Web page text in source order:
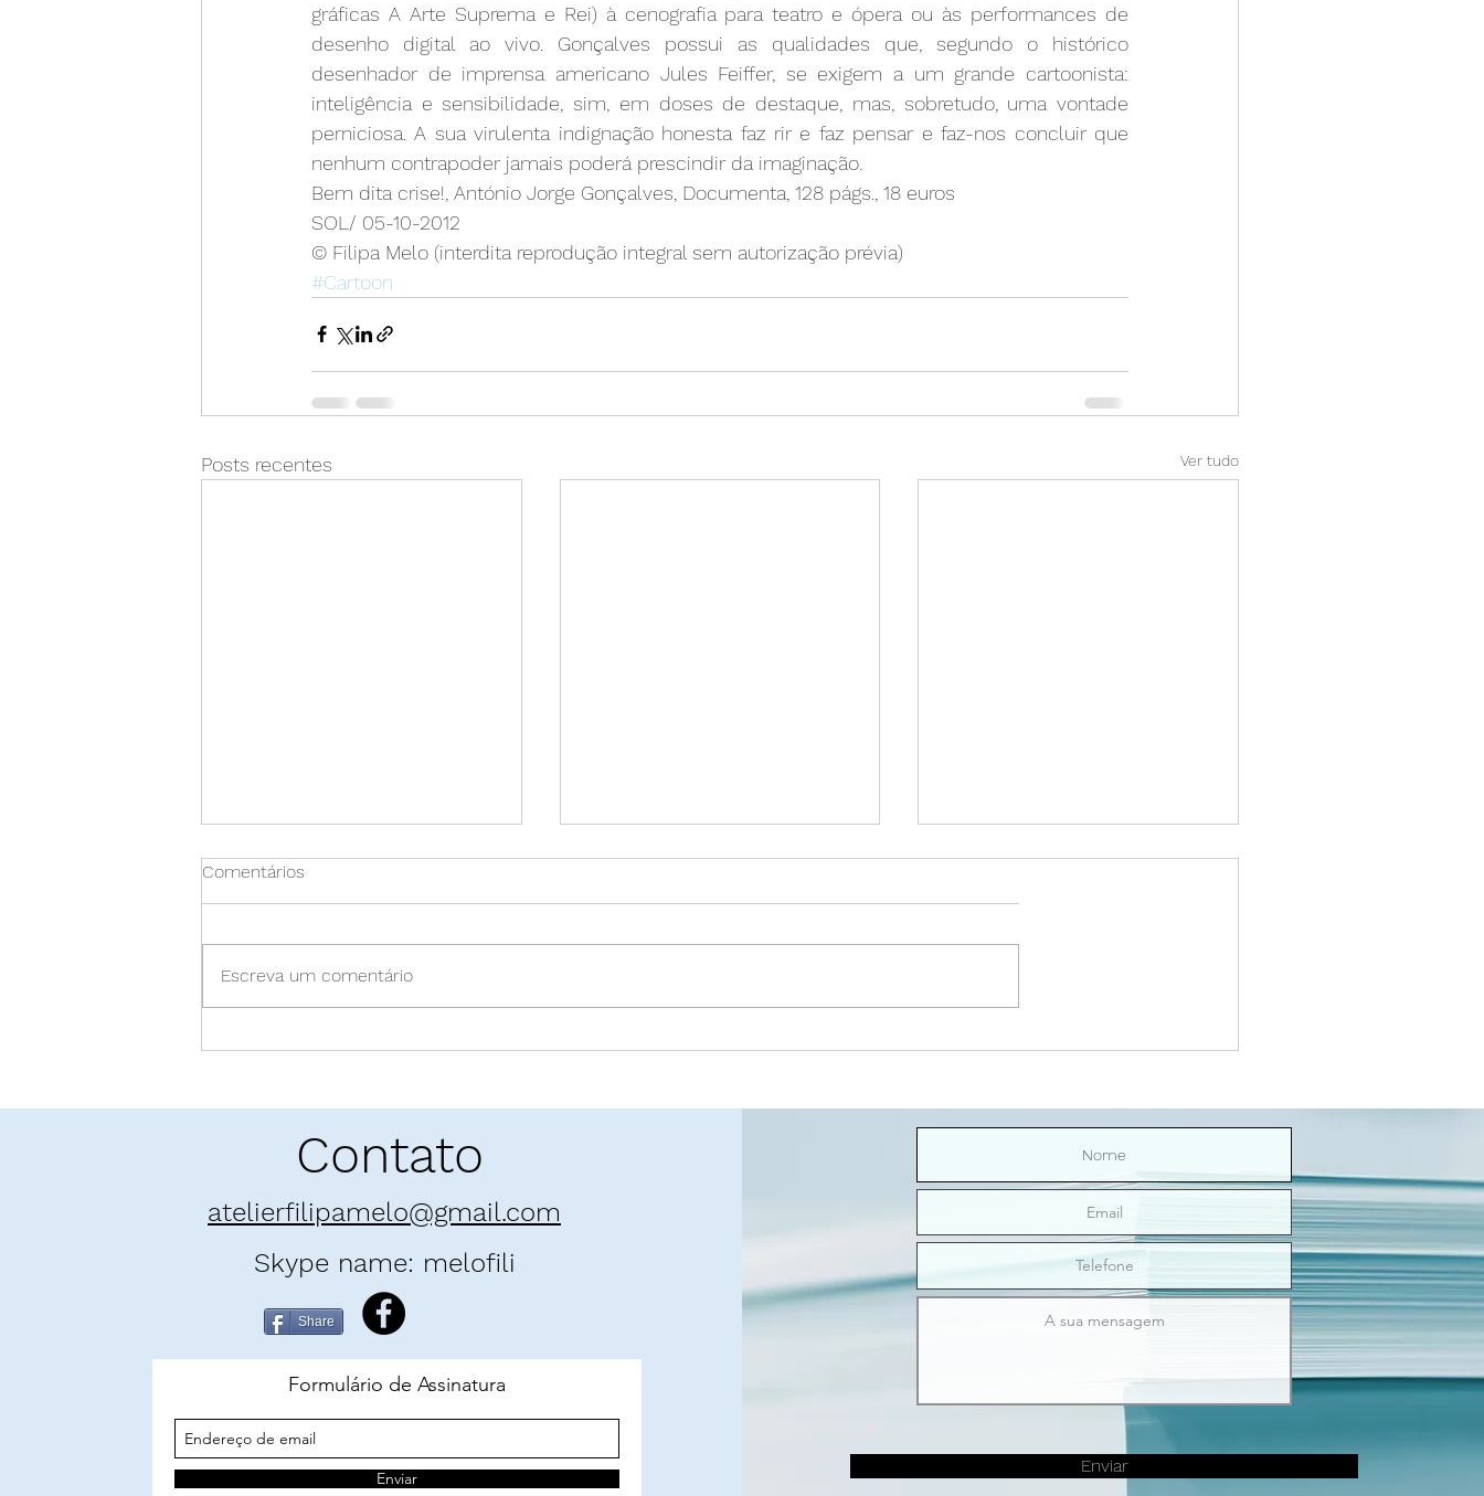
gráficas A Arte Suprema e Rei) à cenografia para teatro e ópera ou às performances de
desenho digital ao vivo. Gonçalves possui as qualidades que, segundo o histórico
desenhador de imprensa americano Jules Feiffer, se exigem a um grande cartoonista:
inteligência e sensibilidade, sim, em doses de destaque, mas, sobretudo, uma vontade
perniciosa. A sua virulenta indignação honesta faz rir e faz pensar e faz-nos concluir que
nenhum contrapoder jamais poderá prescindir da imaginação.
Bem dita crise!, António Jorge Gonçalves, Documenta, 128 págs., 18 euros
SOL/ 05-10-2012
© Filipa Melo (interdita reprodução integral sem autorização prévia)
#Cartoon
Posts recentes Ver tudo
O contexto da pandemia
Comentários
Escreva um comentário
Contato
atelierfilipamelo@gmail.com
Skype name: melofili
Share
Formulário de Assinatura
Enviar
Enviar